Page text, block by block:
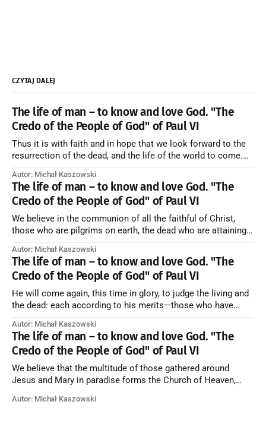
CZYTAJ DALEJ
The life of man – to know and love God. "The
Credo of the People of God" of Paul VI
Thus it is with faith and in hope that we look forward to the
resurrection of the dead, and the life of the world to come.
artykuł w starym serwisie →
Autor: Michał Kaszowski
The life of man – to know and love God. "The
Credo of the People of God" of Paul VI
We believe in the communion of all the faithful of Christ,
those who are pilgrims on earth, the dead who are attaining
forming one Church; and we believe that in this communion
the merciful love of God and His saints is
Autor: Michał Kaszowski
The life of man – to know and love God. "The
Credo of the People of God" of Paul VI
He will come again, this time in glory, to judge the living and
the dead: each according to his merits—those who have
those who have refused them to the end going to the fire that
is not
Autor: Michał Kaszowski
The life of man – to know and love God. "The
Credo of the People of God" of Paul VI
We believe that the multitude of those gathered around
Jesus and Mary in paradise forms the Church of Heaven,
they also, in different degrees, are associated with the holy
Autor: Michał Kaszowski